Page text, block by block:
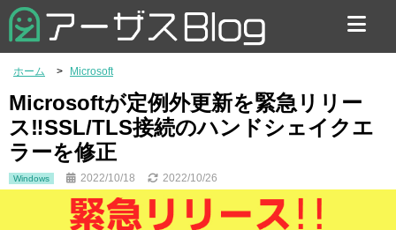
お問い合わせ
ホーム Microsoft
Microsoftが定例外更新を緊急リリー
ス‼SSL/TLS接続のハンドシェイクエ
ラーを修正
Windows 2022/10/18 2022/10/26